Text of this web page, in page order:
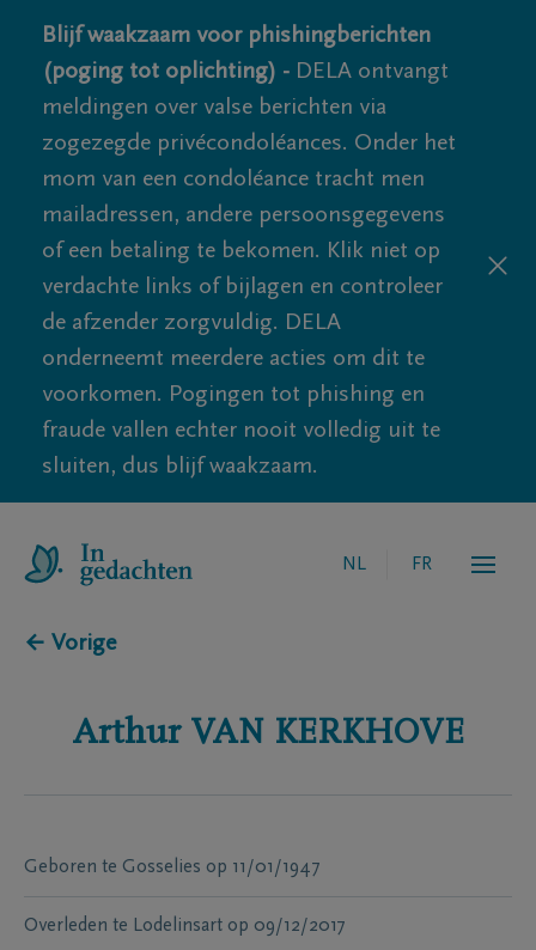
Blijf waakzaam voor phishingberichten
(poging tot oplichting) - DELA ontvangt
meldingen over valse berichten via
zogezegde privécondoléances. Onder het
mom van een condoléance tracht men
mailadressen, andere persoonsgegevens
of een betaling te bekomen. Klik niet op
verdachte links of bijlagen en controleer
de afzender zorgvuldig. DELA
onderneemt meerdere acties om dit te
voorkomen. Pogingen tot phishing en
fraude vallen echter nooit volledig uit te
sluiten, dus blijf waakzaam.
NL FR
← Vorige
Arthur VAN KERKHOVE
Geboren te Gosselies op 11/01/1947
Overleden te Lodelinsart op 09/12/2017